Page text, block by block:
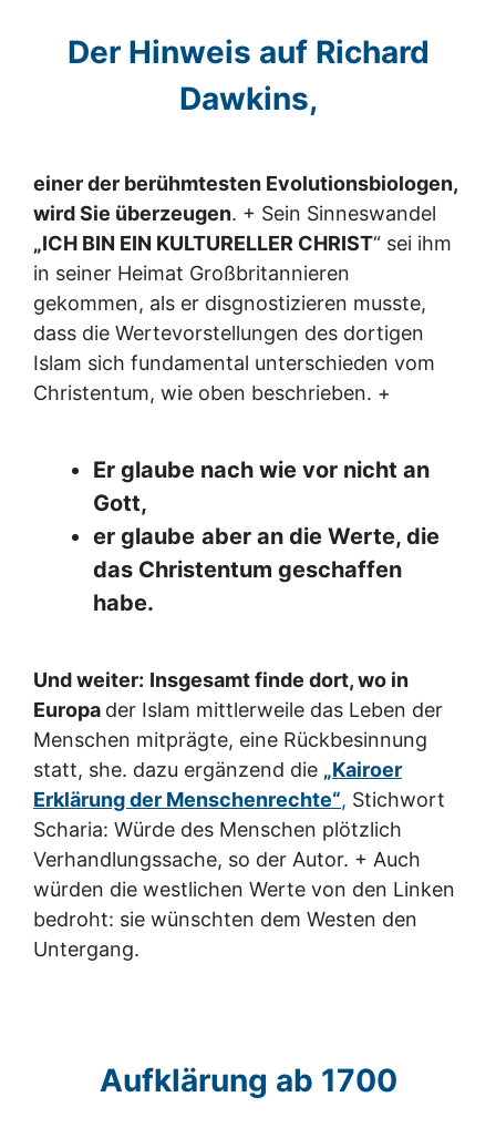
Der Hinweis auf Richard
Dawkins,
einer der berühmtesten Evolutionsbiologen,
wird Sie überzeugen. + Sein Sinneswandel
„ICH BIN EIN KULTURELLER CHRIST“ sei ihm
in seiner Heimat Großbritannieren
gekommen, als er disgnostizieren musste,
dass die Wertevorstellungen des dortigen
Islam sich fundamental unterschieden vom
Christentum, wie oben beschrieben. +
Er glaube nach wie vor nicht an
Gott,
er glaube aber an die Werte, die
das Christentum geschaffen
habe.
Und weiter: Insgesamt finde dort, wo in
Europa der Islam mittlerweile das Leben der
Menschen mitprägte, eine Rückbesinnung
statt, she. dazu ergänzend die „Kairoer
Erklärung der Menschenrechte“, Stichwort
Scharia: Würde des Menschen plötzlich
Verhandlungssache, so der Autor. + Auch
würden die westlichen Werte von den Linken
bedroht: sie wünschten dem Westen den
Untergang.
Aufklärung ab 1700